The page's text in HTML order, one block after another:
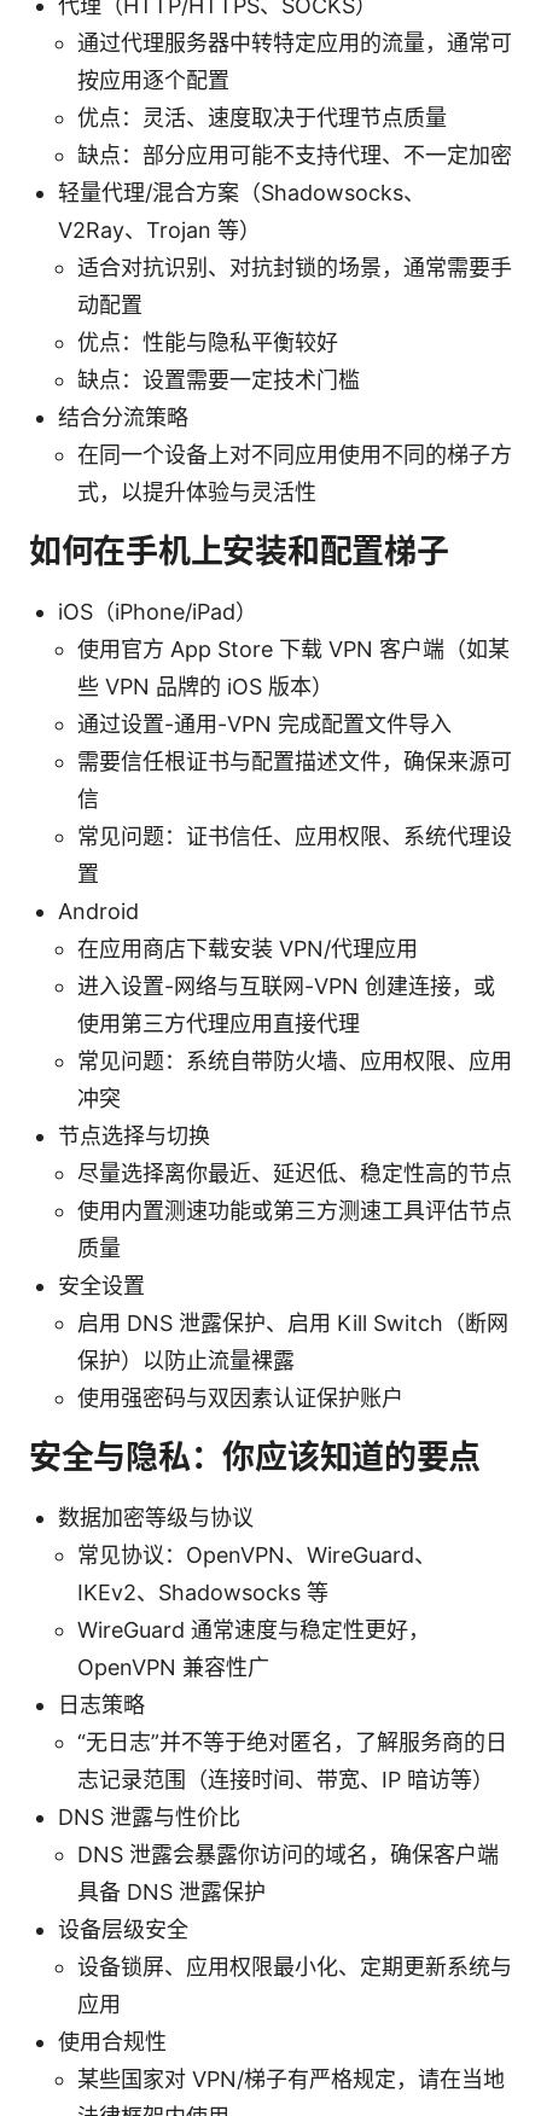
通过代理服务器中转特定应用的流量，通常可
按应用逐个配置
优点：灵活、速度取决于代理节点质量
缺点：部分应用可能不支持代理、不一定加密
轻量代理/混合方案（Shadowsocks、
V2Ray、Trojan 等）
适合对抗识别、对抗封锁的场景，通常需要手
动配置
优点：性能与隐私平衡较好
缺点：设置需要一定技术门槛
结合分流策略
在同一个设备上对不同应用使用不同的梯子方
式，以提升体验与灵活性
如何在手机上安装和配置梯子
iOS（iPhone/iPad）
使用官方 App Store 下载 VPN 客户端（如某
些 VPN 品牌的 iOS 版本）
通过设置-通用-VPN 完成配置文件导入
需要信任根证书与配置描述文件，确保来源可
信
常见问题：证书信任、应用权限、系统代理设
置
Android
在应用商店下载安装 VPN/代理应用
进入设置-网络与互联网-VPN 创建连接，或
使用第三方代理应用直接代理
常见问题：系统自带防火墙、应用权限、应用
冲突
节点选择与切换
尽量选择离你最近、延迟低、稳定性高的节点
使用内置测速功能或第三方测速工具评估节点
质量
安全设置
启用 DNS 泄露保护、启用 Kill Switch（断网
保护）以防止流量裸露
使用强密码与双因素认证保护账户
安全与隐私：你应该知道的要点
数据加密等级与协议
常见协议：OpenVPN、WireGuard、
IKEv2、Shadowsocks 等
WireGuard 通常速度与稳定性更好，
OpenVPN 兼容性广
日志策略
“无日志”并不等于绝对匿名，了解服务商的日
志记录范围（连接时间、带宽、IP 暗访等）
DNS 泄露与性价比
DNS 泄露会暴露你访问的域名，确保客户端
具备 DNS 泄露保护
设备层级安全
设备锁屏、应用权限最小化、定期更新系统与
应用
使用合规性
某些国家对 VPN/梯子有严格规定，请在当地